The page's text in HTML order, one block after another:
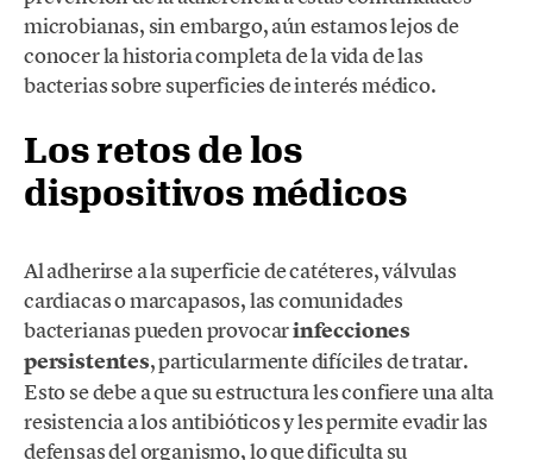
microbianas, sin embargo, aún estamos lejos de
conocer la historia completa de la vida de las
bacterias sobre superficies de interés médico.
Los retos de los
dispositivos médicos
Al adherirse a la superficie de catéteres, válvulas
cardiacas o marcapasos, las comunidades
bacterianas pueden provocarinfecciones
persistentes, particularmente difíciles de tratar.
Esto se debe a que su estructura les confiere una alta
resistencia a los antibióticos y les permite evadir las
defensas del organismo, lo que dificulta su